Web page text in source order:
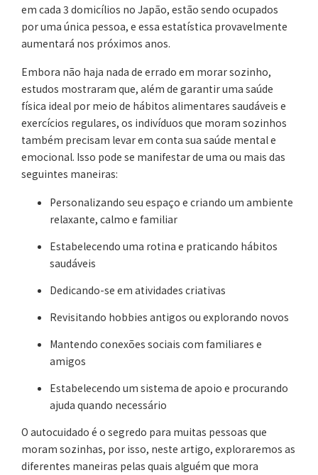
em cada 3 domicílios no Japão, estão sendo ocupados
por uma única pessoa, e essa estatística provavelmente
aumentará nos próximos anos.
Embora não haja nada de errado em morar sozinho,
estudos mostraram que, além de garantir uma saúde
física ideal por meio de hábitos alimentares saudáveis e
exercícios regulares, os indivíduos que moram sozinhos
também precisam levar em conta sua saúde mental e
emocional. Isso pode se manifestar de uma ou mais das
seguintes maneiras:
Personalizando seu espaço e criando um ambiente
relaxante, calmo e familiar
Estabelecendo uma rotina e praticando hábitos
saudáveis
Dedicando-se em atividades criativas
Revisitando hobbies antigos ou explorando novos
Mantendo conexões sociais com familiares e
amigos
Estabelecendo um sistema de apoio e procurando
ajuda quando necessário
O autocuidado é o segredo para muitas pessoas que
moram sozinhas, por isso, neste artigo, exploraremos as
diferentes maneiras pelas quais alguém que mora